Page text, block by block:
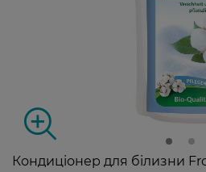
Кондиціонер для білизни